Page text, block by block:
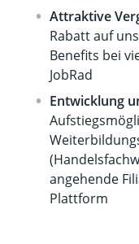
Attraktive
Rabatt auf
Benefits bei
JobRad
Entwicklung
angehende
Plattform